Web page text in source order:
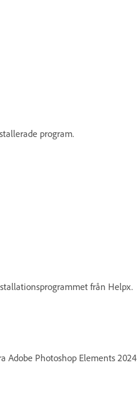
program.
från Helpx.
Photoshop Elements